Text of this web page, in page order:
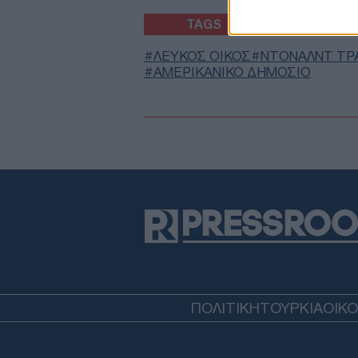
TAGS
ΛΕΥΚΟΣ ΟΙΚΟΣ ΝΤΟΝΑΛΝΤ
ΑΜΕΡΙΚΑΝΙΚΟ ΔΗΜΟΣΙΟ
ΠΟΛΙΤΙΚΗΤΟΥΡΚΙΑ